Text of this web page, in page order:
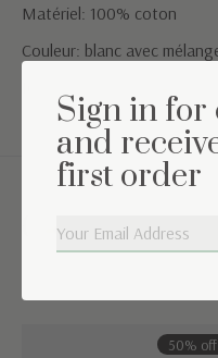
Matériel: 100% coton
Couleur: blanc avec
Complétez
50% off
Sign in for
and
first order